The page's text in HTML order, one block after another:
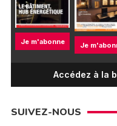
Je m'abonne Je
Accédez à la
SUIVEZ-NOUS